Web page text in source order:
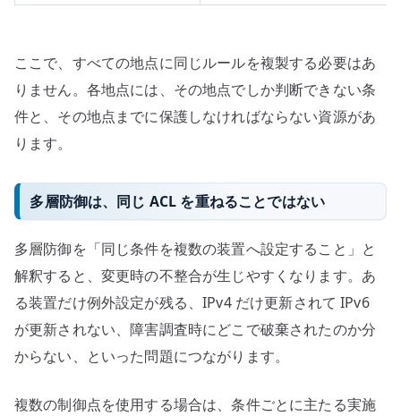
ここで、すべての地点に同じルールを複製する必要はあ
りません。各地点には、その地点でしか判断できない条
件と、その地点までに保護しなければならない資源があ
ります。
多層防御は、同じ ACL を重ねることではない
多層防御を「同じ条件を複数の装置へ設定すること」と
解釈すると、変更時の不整合が生じやすくなります。あ
る装置だけ例外設定が残る、IPv4 だけ更新されて IPv6
が更新されない、障害調査時にどこで破棄されたのか分
からない、といった問題につながります。
複数の制御点を使用する場合は、条件ごとに主たる実施